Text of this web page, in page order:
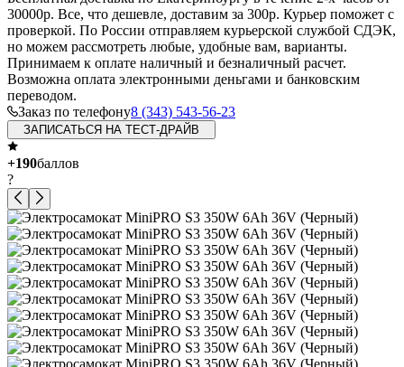
30000р. Все, что дешевле, доставим за 300р. Курьер поможет с
проверкой. По России отправляем курьерской службой СДЭК,
но можем рассмотреть любые, удобные вам, варианты.
Принимаем к оплате наличный и безналичный расчет.
Возможна оплата электронными деньгами и банковским
переводом.
Заказ по телефону8 (343) 543-56-23
ЗАПИСАТЬСЯ НА ТЕСТ-ДРАЙВ
+190баллов
?